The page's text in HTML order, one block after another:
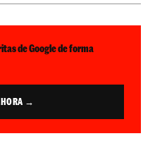
de Google de forma
→